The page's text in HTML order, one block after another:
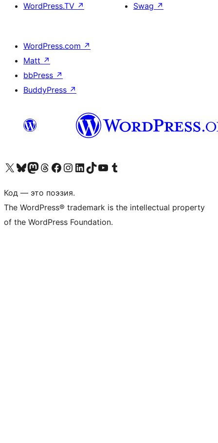
WordPress.TV ↗
Swag ↗
WordPress.com ↗
Matt ↗
bbPress ↗
BuddyPress ↗
Посетите нас в X (ранее Twitter)
Посетите нашу учётную запись в Bluesky
Посетите нашу ленту в Mastodon
Посетите нашу учётную запись в Threads
Посетите нашу страницу на Facebook
Посетите наш Instagram
Посетите нашу страницу в LinkedIn
Посетите нашу учётную запись в TikTok
Посетите наш канал YouTube
Посетите нашу учётную запись в Tumblr
Код — это поэзия.
The WordPress® trademark is the intellectual property
of the WordPress Foundation.